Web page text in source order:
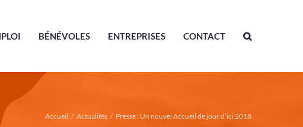
BÉNÉVOLES ENTREPRISES CONTACT
Accueil / Actualités / Presse : Un nouvel Accueil de jour d’ici 2018